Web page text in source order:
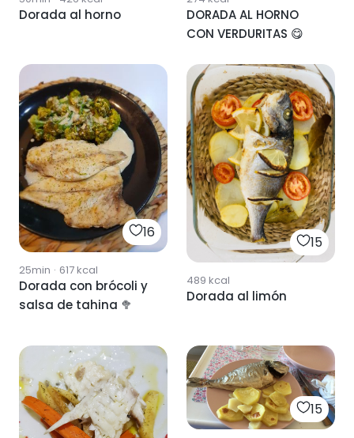
Dorada al horno
DORADA AL HORNO
CON VERDURITAS 😋
16
25min · 617kcal
Dorada con brócoli y
salsa de tahina 🥦
15
489 kcal
Dorada al limón
15